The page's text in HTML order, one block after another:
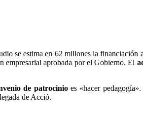
se estima en 62 millones la financiación
empresarial aprobada por el Gobierno. El
de patrocinioes «hacer
de Acció.